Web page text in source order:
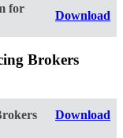
for
Download
Brokers
Download